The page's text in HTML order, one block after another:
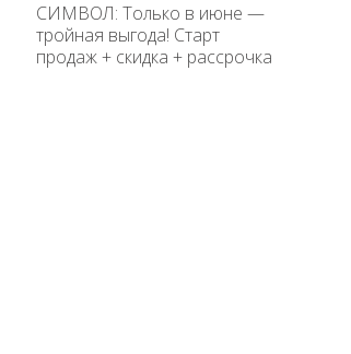
СИМВОЛ: Только в июне —
тройная выгода! Старт
продаж + скидка + рассрочка